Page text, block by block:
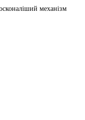
механізм